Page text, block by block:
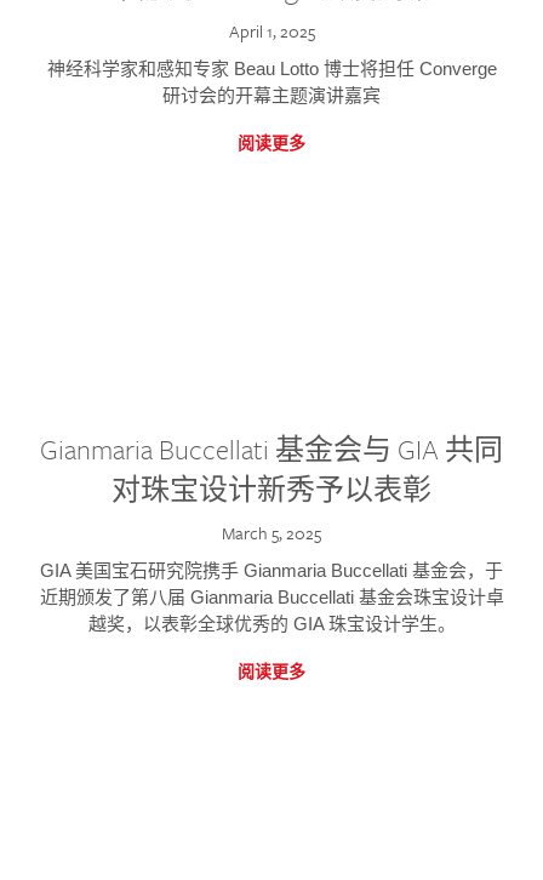
April 1, 2025
神经科学家和感知专家 Beau Lotto 博士将担任 Converge
研讨会的开幕主题演讲嘉宾
阅读更多
Gianmaria Buccellati 基金会与 GIA 共同
对珠宝设计新秀予以表彰
March 5, 2025
GIA 美国宝石研究院携手 Gianmaria Buccellati 基金会，于
近期颁发了第八届 Gianmaria Buccellati 基金会珠宝设计卓
越奖，以表彰全球优秀的 GIA 珠宝设计学生。
阅读更多